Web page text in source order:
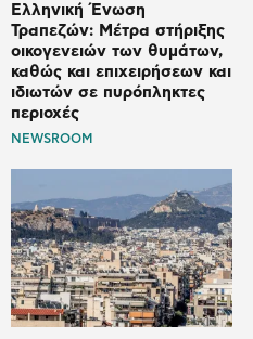
Ελληνική Ένωση
Τραπεζών: Μέτρα στήριξης
οικογενειών των θυμάτων,
καθώς και επιχειρήσεων και
ιδιωτών σε πυρόπληκτες
περιοχές
NEWSROOM